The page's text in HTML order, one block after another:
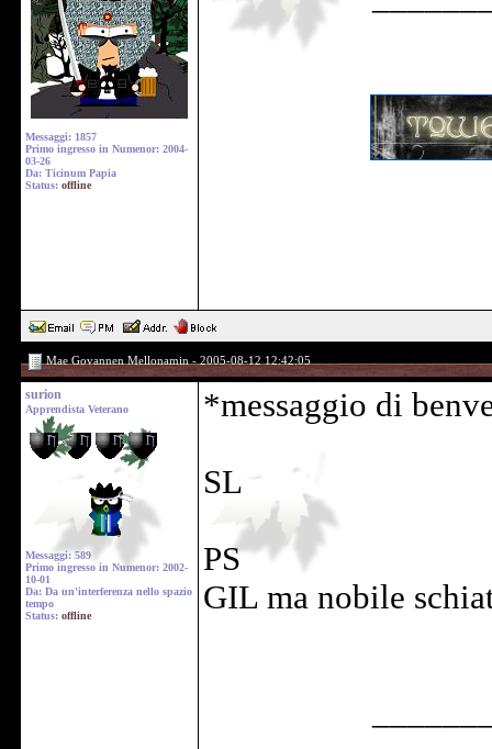
Messaggi: 1857
Primo ingresso in Numenor: 2004-
03-26
Da: Ticinum Papia
Status: offline
Mae Govannen Mellonamin - 2005-08-12 12:42:05
surion
Apprendista Veterano
Messaggi: 589
Primo ingresso in Numenor: 2002-
10-01
Da: Da un'interferenza nello spazio
tempo
Status: offline
*messaggio di
SL
PS
GIL ma nobile